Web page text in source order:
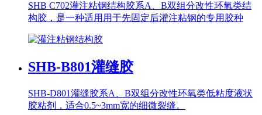
SHB C702灌注粘钢结构胶系A、B双组分改性环氧类结
构胶，是一种适用用于先固定后灌注粘钢的专用胶种
SHB-B801灌缝胶
SHB-D801灌缝胶系A、B双组分改性环氧类低粘度液状
胶粘剂，适合0.5~3mm宽的细微裂缝。